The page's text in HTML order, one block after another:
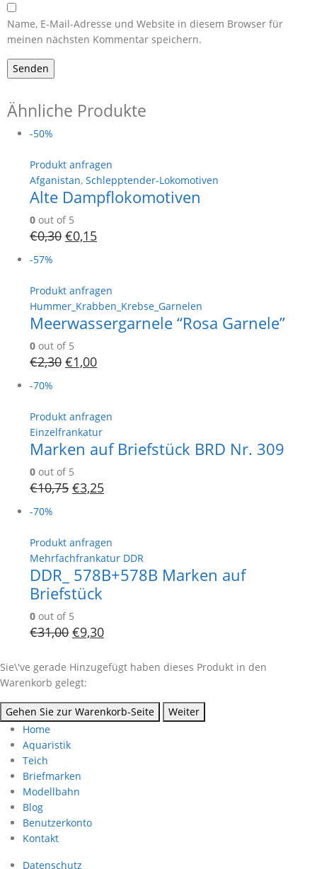
Name, E-Mail-Adresse und Website in diesem Browser für
meinen nächsten Kommentar speichern.
Ähnliche Produkte
-50%
Produkt anfragen
Afganistan, Schlepptender-Lokomotiven
Alte Dampflokomotiven
0 out of 5
€0,30 €0,15
-57%
Produkt anfragen
Hummer_Krabben_Krebse_Garnelen
Meerwassergarnele “Rosa Garnele”
0 out of 5
€2,30 €1,00
-70%
Produkt anfragen
Einzelfrankatur
Marken auf Briefstück BRD Nr. 309
0 out of 5
€10,75 €3,25
-70%
Produkt anfragen
Mehrfachfrankatur DDR
DDR_ 578B+578B Marken auf
Briefstück
0 out of 5
€31,00 €9,30
Sie\'ve gerade Hinzugefügt haben dieses Produkt in den
Warenkorb gelegt:
Gehen Sie zur Warenkorb-Seite
Weiter
Home
Aquaristik
Teich
Briefmarken
Modellbahn
Blog
Benutzerkonto
Kontakt
Datenschutz